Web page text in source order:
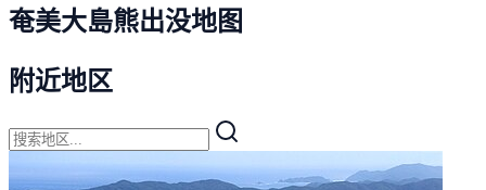
奄美大島熊出没地图
附近地区